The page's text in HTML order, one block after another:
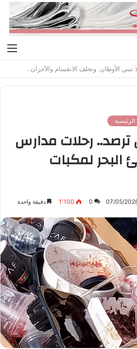
تبني الأوطان. وتخلف الانقسام والأحزان..
الرئيسية
رحلات مدارس
لمكبات
07/05/
0 1٬100 دقيقة واحدة